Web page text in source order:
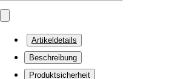
Artikeldetails
Beschreibung
Produktsicherheit